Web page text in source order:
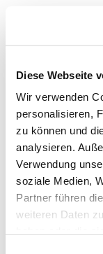
Diese Webseite
Wir verwenden
personalisieren,
zu können und
analysieren.
Verwendung
soziale Medien,
Partner führen
weiteren Daten